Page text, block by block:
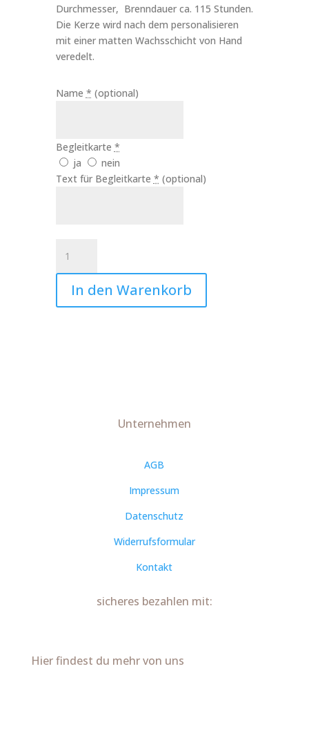
Durchmesser, Brenndauer ca. 115 Stunden.
Die Kerze wird nach dem personalisieren
mit einer matten Wachsschicht von Hand
veredelt.
Name * (optional)
Begleitkarte *
ja
nein
Text für Begleitkarte * (optional)
Danke
Lehrerin
Art.Nr.:10196
Menge
In den Warenkorb
Unternehmen
AGB
Impressum
Datenschutz
Widerrufsformular
Kontakt
sicheres bezahlen mit:
Hier findest du mehr von uns